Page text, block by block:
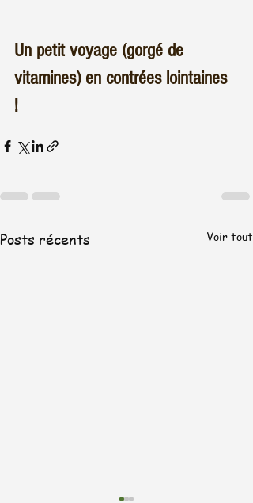
Un petit voyage (gorgé de
vitamines) en contrées lointaines
!
Posts récents Voir tout